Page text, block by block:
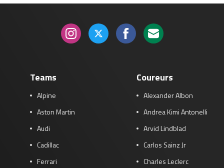
za 23:00 - 00:00
zo 21:00 - 23:00
GP MEXICO 2026 30 okt - 01 nov
Kwalificatie
za 22:00 - 23:00
Race
zo 21:00 - 23:00
Race
zo 18:00 - 20:00
Teams
Alpine
Aston Martin
Audi
Cadillac
Ferrari
Coureurs
Alexander Albon
Andrea Kimi Antonelli
Arvid Lindblad
Carlos Sainz Jr
Charles Leclerc